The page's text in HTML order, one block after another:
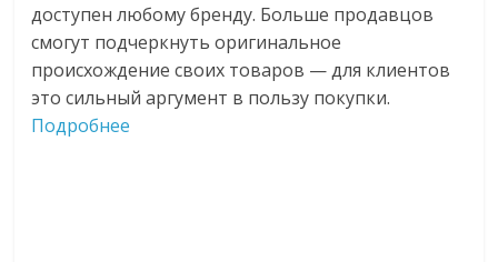
доступен любому бренду. Больше продавцов
смогут подчеркнуть оригинальное
происхождение своих товаров — для клиентов
это сильный аргумент в пользу покупки.
Подробнее